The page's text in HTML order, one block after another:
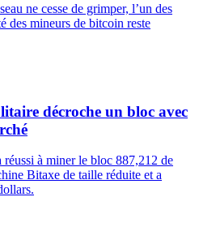
ne cesse de grimper, l’un des
des mineurs de bitcoin reste
décroche un bloc avec
à miner le bloc 887,212 de
Bitaxe de taille réduite et a